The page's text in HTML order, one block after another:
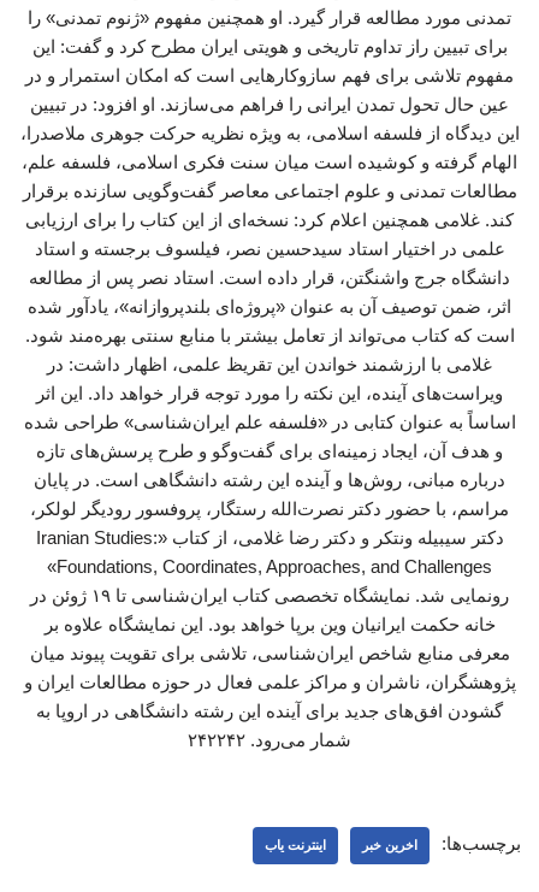
تمدنی مورد مطالعه قرار گیرد. او همچنین مفهوم «ژنوم تمدنی» را
برای تبیین راز تداوم تاریخی و هویتی ایران مطرح کرد و گفت: این
مفهوم تلاشی برای فهم سازوکارهایی است که امکان استمرار و در
عین حال تحول تمدن ایرانی را فراهم می‌سازند. او افزود: در تبیین
این دیدگاه از فلسفه اسلامی، به ویژه نظریه حرکت جوهری ملاصدرا،
الهام گرفته و کوشیده است میان سنت فکری اسلامی، فلسفه علم،
مطالعات تمدنی و علوم اجتماعی معاصر گفت‌وگویی سازنده برقرار
کند. غلامی همچنین اعلام کرد: نسخه‌ای از این کتاب را برای ارزیابی
علمی در اختیار استاد سیدحسین نصر، فیلسوف برجسته و استاد
دانشگاه جرج واشنگتن، قرار داده است. استاد نصر پس از مطالعه
اثر، ضمن توصیف آن به عنوان «پروژه‌ای بلندپروازانه»، یادآور شده
است که کتاب می‌تواند از تعامل بیشتر با منابع سنتی بهره‌مند شود.
غلامی با ارزشمند خواندن این تقریظ علمی، اظهار داشت: در
ویراست‌های آینده، این نکته را مورد توجه قرار خواهد داد. این اثر
اساساً به عنوان کتابی در «فلسفه علم ایران‌شناسی» طراحی شده
و هدف آن، ایجاد زمینه‌ای برای گفت‌وگو و طرح پرسش‌های تازه
درباره مبانی، روش‌ها و آینده این رشته دانشگاهی است. در پایان
مراسم، با حضور دکتر نصرت‌الله رستگار، پروفسور رودیگر لولکر،
دکتر سیبیله ونتکر و دکتر رضا غلامی، از کتاب «Iranian Studies:
Foundations, Coordinates, Approaches, and Challenges»
رونمایی شد. نمایشگاه تخصصی کتاب ایران‌شناسی تا ۱۹ ژوئن در
خانه حکمت ایرانیان وین برپا خواهد بود. این نمایشگاه علاوه بر
معرفی منابع شاخص ایران‌شناسی، تلاشی برای تقویت پیوند میان
پژوهشگران، ناشران و مراکز علمی فعال در حوزه مطالعات ایران و
گشودن افق‌های جدید برای آینده این رشته دانشگاهی در اروپا به
شمار می‌رود. ۲۴۲۲۴۲
برچسب‌ها: اخرین خبر اینترنت یاب